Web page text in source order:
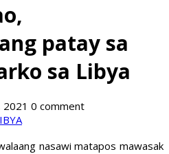
patay sa
sa Libya
0 comment
nasawi matapos mawasak